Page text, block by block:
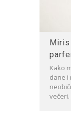
Miris
Kako
dane i
večeri.